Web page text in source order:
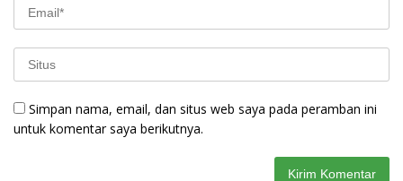
Simpan nama, email, dan situs web saya pada peramban ini
untuk komentar saya berikutnya.